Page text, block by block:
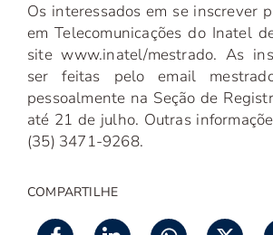
Os interessados em se inscrever
em Telecomunicações do Inatel
site www.inatel/mestrado. As
ser feitas pelo email
pessoalmente na Seção de
até 21 de julho. Outras
(35) 3471-9268.
COMPARTILHE